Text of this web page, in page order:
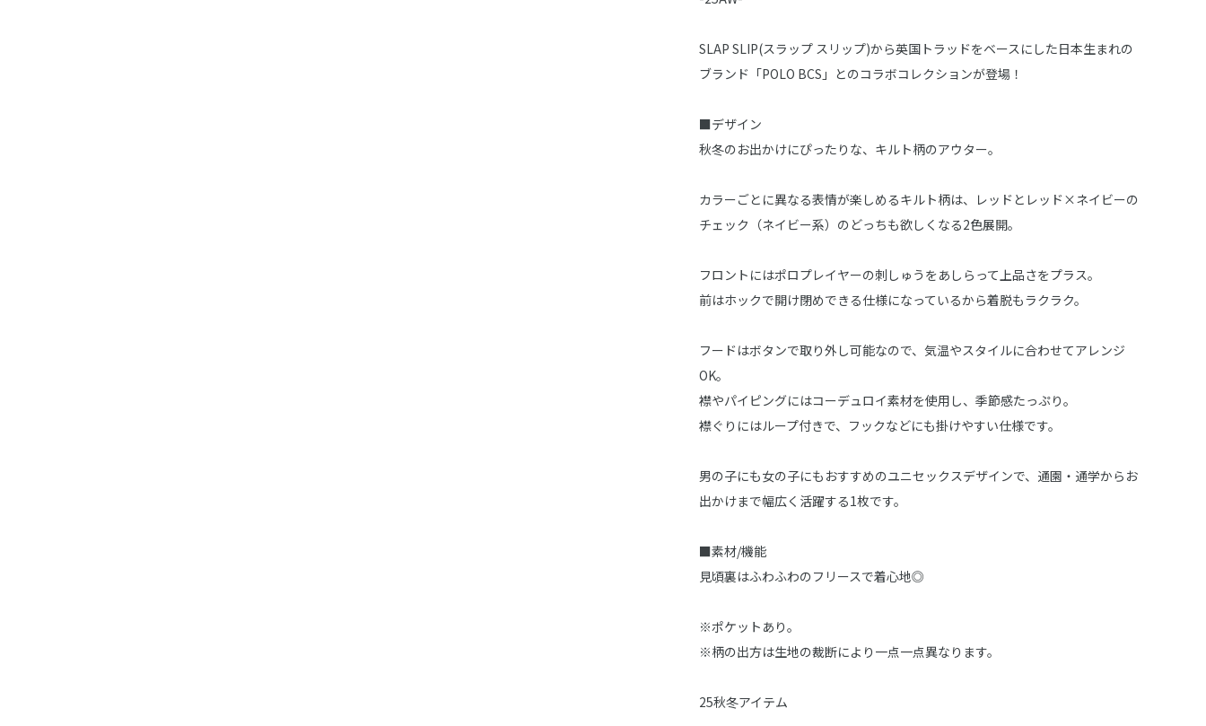
SLAP SLIP(スラップ スリップ)から英国トラッドをベースにした日本生まれの
ブランド「POLO BCS」とのコラボコレクションが登場！
■デザイン
秋冬のお出かけにぴったりな、キルト柄のアウター。
カラーごとに異なる表情が楽しめるキルト柄は、レッドとレッド×ネイビーの
チェック（ネイビー系）のどっちも欲しくなる2色展開。
フロントにはポロプレイヤーの刺しゅうをあしらって上品さをプラス。
前はホックで開け閉めできる仕様になっているから着脱もラクラク。
フードはボタンで取り外し可能なので、気温やスタイルに合わせてアレンジ
OK。
襟やパイピングにはコーデュロイ素材を使用し、季節感たっぷり。
襟ぐりにはループ付きで、フックなどにも掛けやすい仕様です。
男の子にも女の子にもおすすめのユニセックスデザインで、通園・通学からお
出かけまで幅広く活躍する1枚です。
■素材/機能
見頃裏はふわふわのフリースで着心地◎
※ポケットあり。
※柄の出方は生地の裁断により一点一点異なります。
25秋冬アイテム